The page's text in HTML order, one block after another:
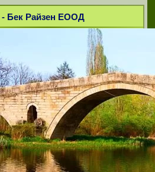
- Бек Райзен ЕООД
и търговия с мъжки
панталони